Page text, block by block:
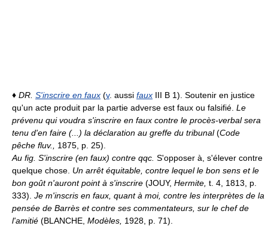
♦ DR. S'inscrire en faux (v. aussi faux III B 1). Soutenir en justice
qu'un acte produit par la partie adverse est faux ou falsifié. Le
prévenu qui voudra s'inscrire en faux contre le procès-verbal sera
tenu d'en faire (...) la déclaration au greffe du tribunal(Code
pêche fluv., 1875, p. 25).
Au fig. S'inscrire (en faux) contre qqc. S'opposer à, s'élever contre
quelque chose. Un arrêt équitable, contre lequel le bon sens et le
bon goût n'auront point à s'inscrire (JOUY, Hermite, t. 4, 1813, p.
333). Je m'inscris en faux, quant à moi, contre les interprètes de la
pensée de Barrès et contre ses commentateurs, sur le chef de
l'amitié (BLANCHE, Modèles, 1928, p. 71).